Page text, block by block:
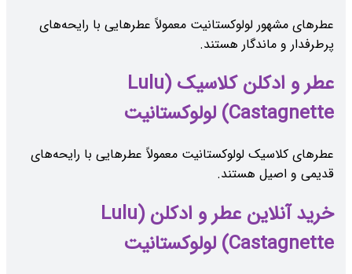
عطرهای مشهور لولوکستانیت معمولاً عطرهایی با رایحه‌های
پرطرفدار و ماندگار هستند.
عطر و ادکلن کلاسیک (Lulu
Castagnette) لولوکستانیت
عطرهای کلاسیک لولوکستانیت معمولاً عطرهایی با رایحه‌های
قدیمی و اصیل هستند.
خرید آنلاین عطر و ادکلن (Lulu
Castagnette) لولوکستانیت